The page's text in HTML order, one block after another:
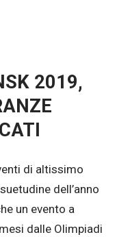
2019,
di altissimo
dell’anno
un evento a
dalle Olimpiadi